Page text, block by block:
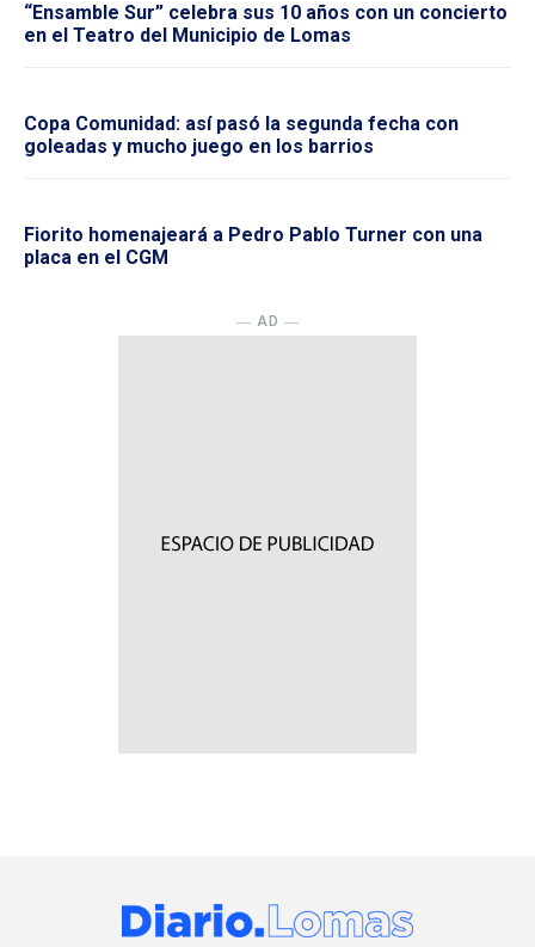
“Ensamble Sur” celebra sus 10 años con un concierto
en el Teatro del Municipio de Lomas
Copa Comunidad: así pasó la segunda fecha con
goleadas y mucho juego en los barrios
Fiorito homenajeará a Pedro Pablo Turner con una
placa en el CGM
― AD ―